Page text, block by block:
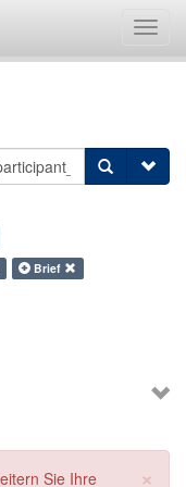
Brief
×
Sie Ihre